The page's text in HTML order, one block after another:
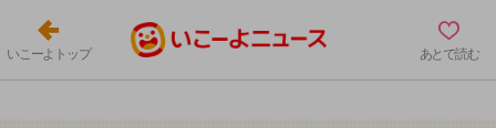
いこーよトップ あとで読む